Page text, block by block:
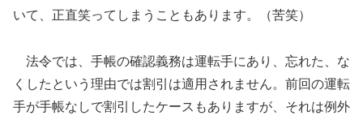
いて、正直笑ってしまうこともあります。（苦笑）
法令では、手帳の確認義務は運転手にあり、忘れた、な
くしたという理由では割引は適用されません。前回の運転
手が手帳なしで割引したケースもありますが、それは例外